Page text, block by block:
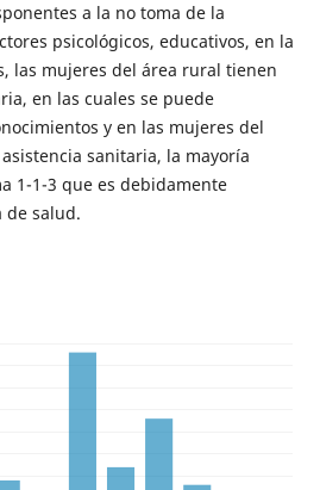
a la no toma de la
psicológicos, educativos, en la
las mujeres del área rural tienen
en las cuales se puede
y en las mujeres del
sanitaria, la mayoría
1-1-3 que es debidamente
de salud.